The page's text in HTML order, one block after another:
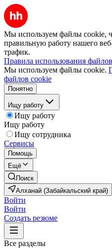
Мы используем файлы cookie,
правильную работу нашего
трафик.
Правила использования
Мы используем файлы cookie.
файлов cookie
Понятно
Ищу работу
Ищу работу
Ищу работу
Ищу сотрудника
Сервисы
Помощь
Ещё
Поиск
Алханай (Забайкальский край)
Войти
Войти
Создать резюме
Все разделы